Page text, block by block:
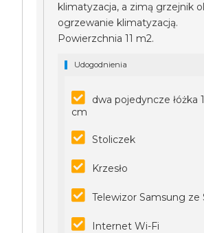
klimatyzacja, a zimą grzejnik
ogrzewanie klimatyzacją.
Powierzchnia 11 m2.
Udogodnienia
dwa pojedyncze łóżka
cm
Stoliczek
Krzesło
Telewizor Samsung ze
Internet Wi-Fi